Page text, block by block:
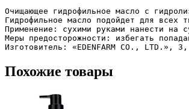
Очищающее гидрофильное масло с
Гидрофильное масло подойдет для всех
Применение: сухими руками нанести на
Меры предосторожности: избегать
Изготовитель: «EDENFARM CO.,
Похожие товары